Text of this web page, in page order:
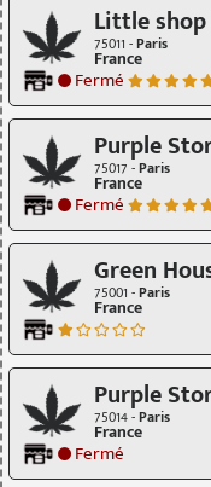
Little
75011 -Paris
France
Fermé
Purple
75017 -Paris
France
Fermé
Green
75001 -Paris
France
Purple
75014 -Paris
France
Fermé